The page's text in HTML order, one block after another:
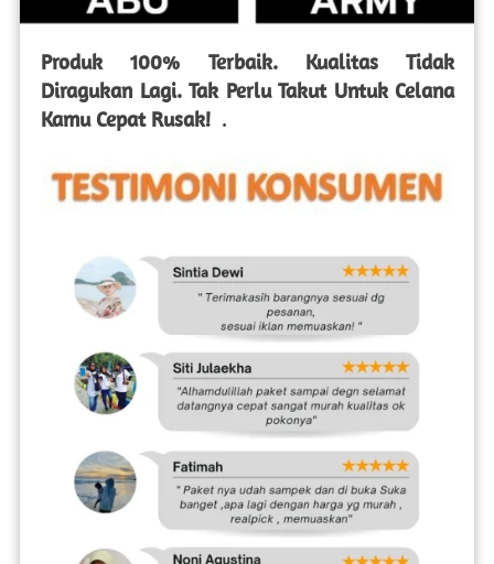
Produk 100% Terbaik. Kualitas Tidak
Diragukan Lagi. Tak Perlu Takut Untuk Celana
Kamu Cepat Rusak!
  .